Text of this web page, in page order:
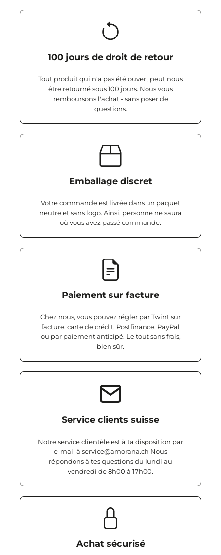
100 jours de droit de retour
Tout produit qui n'a pas été ouvert peut nous
être retourné sous 100 jours. Nous vous
remboursons l'achat - sans poser de
questions.
Emballage discret
Votre commande est livrée dans un paquet
neutre et sans logo. Ainsi, personne ne saura
où vous avez passé commande.
Paiement sur facture
Chez nous, vous pouvez régler par Twint sur
facture, carte de crédit, Postfinance, PayPal
ou par paiement anticipé. Le tout sans frais,
bien sûr.
Service clients suisse
Notre service clientèle est à ta disposition par
e-mail à service@amorana.ch Nous
répondons à tes questions du lundi au
vendredi de 8h00 à 17h00.
Achat sécurisé